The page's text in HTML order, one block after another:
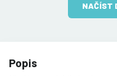
NAČÍST
Popis